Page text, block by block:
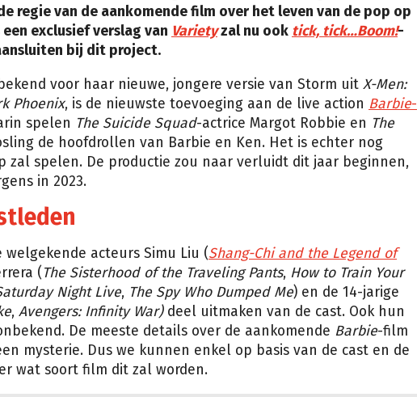
regie van de aankomende film over het leven van de pop op
exclusief verslag van Varietyzal nu ook tick, tick…Boom!-
bij dit project.
voor haar nieuwe, jongere versie van Storm uit X-Men:
Phoenix, is de nieuwste toevoeging aan de live action Barbie-
spelen The Suicide Squad-actrice Margot Robbie en The
de hoofdrollen van Barbie en Ken. Het is echter nog
zal spelen. De productie zou naar verluidt dit jaar beginnen,
in 2023.
welgekende acteurs Simu Liu (Shang-Chi and the Legend of
(The Sisterhood of the Traveling Pants, How to Train Your
Night Live, The Spy Who Dumped Me) en de 14-jarige
, Avengers: Infinity War)deel uitmaken van de cast. Ook hun
De meeste details over de aankomende Barbie-film
mysterie. Dus we kunnen enkel op basis van de cast en de
wat soort film dit zal worden.